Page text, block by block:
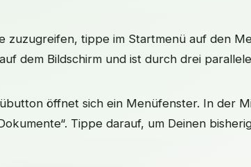
zuzugreifen, tippe im Startmenü auf den
dem Bildschirm und ist durch drei
öffnet sich ein Menüfenster. In der
Tippe darauf, um Deinen